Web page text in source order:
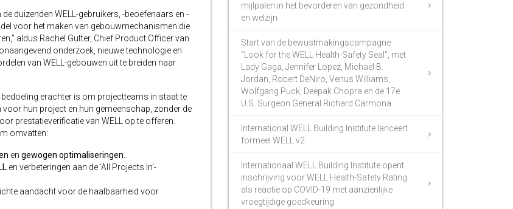
duizenden WELL-gebruikers, -beoefenaars en -
voor het maken van gebouwmechanismen die
aldus Rachel Gutter, Chief Product Officer van
onderzoek, nieuwe technologie en
van WELL-gebouwen uit te breiden naar
erachter is om projectteams in staat te
voor hun project en hun gemeenschap, zonder de
prestatieverificatie van WELL op te offeren.
omvatten:
en gewogen optimaliseringen.
en verbeteringen aan de ‘All Projects In’-
aandacht voor de haalbaarheid voor
mijlpalen in het bevorderen van gezondheid
en welzijn
Start van de bewustmakingscampagne
“Look for the WELL Health-Safety Seal”, met
Lady Gaga, Jennifer Lopez, Michael B.
Jordan, Robert DeNiro, Venus Williams,
Wolfgang Puck, Deepak Chopra en de 17e
U.S. Surgeon General Richard Carmona
International WELL Building Institute lanceert
formeel WELL v2
Internationaal WELL Building Institute opent
inschrijving voor WELL Health-Safety Rating
als reactie op COVID-19 met aanzienlijke
vroegtijdige goedkeuring